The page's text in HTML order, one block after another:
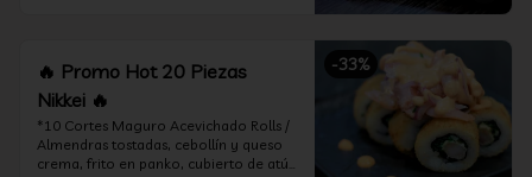
-33%
🔥 Promo Hot 20 Piezas
Nikkei 🔥
*10 Cortes Maguro Acevichado Rolls /
Almendras tostadas, cebollín y queso
crema, frito en panko, cubierto de atún